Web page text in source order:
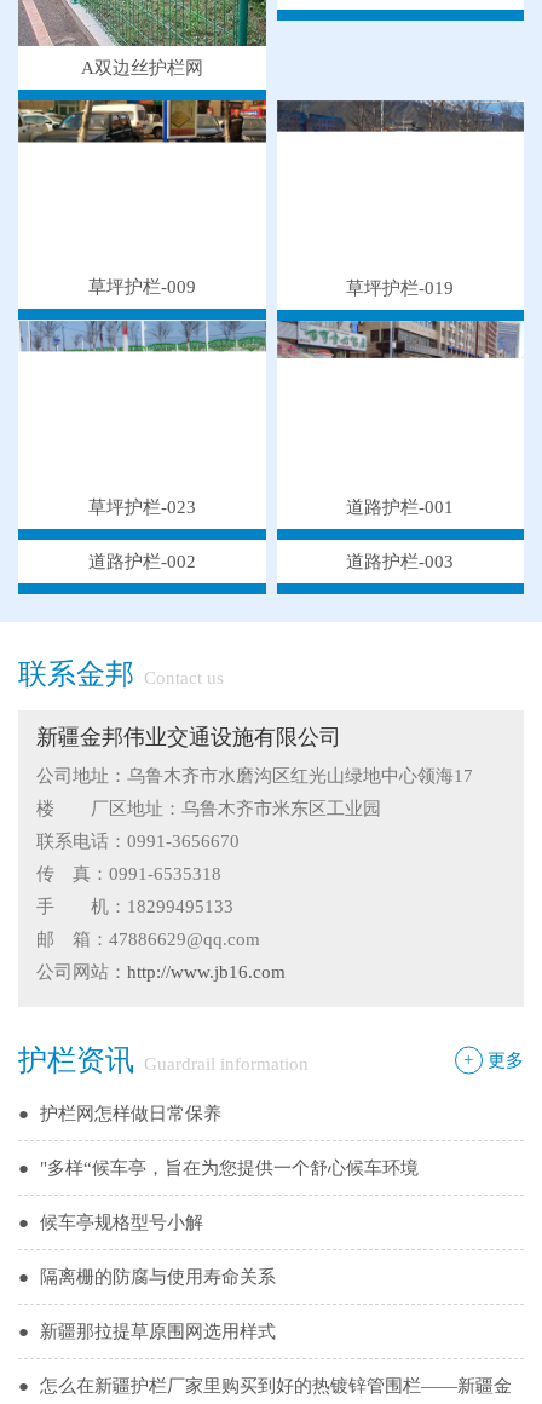
A双边丝护栏网
草坪护栏-009 草坪护栏-019
草坪护栏-023 道路护栏-001
道路护栏-002 道路护栏-003
联系金邦 Contact us
新疆金邦伟业交通设施有限公司
公司地址：乌鲁木齐市水磨沟区红光山绿地中心领海17
楼 厂区地址：乌鲁木齐市米东区工业园
联系电话：0991-3656670
传 真：0991-6535318
手 机：18299495133
邮 箱：47886629@qq.com
公司网站： http://www.jb16.com
+ 更多
护栏资讯 Guardrail information
● "多样“候车亭，旨在为您提供一个舒心候车环境
● 候车亭规格型号小解
隔离栅的防腐与使用寿命关系
新疆那拉提草原围网选用样式
怎么在新疆护栏厂家里购买到好的热镀锌管围栏——新疆金
邦护栏告诉您
乌鲁木齐铁艺围栏哪家有，金邦伟业交通设施有限公司供应
专业的新疆铁艺围栏
阿拉尔市安装新款黄金绿化带护栏
● 你不知道的候车厅安装注意事项
● 护栏网怎样做日常保养
● "多样“候车亭，旨在为您提供一个舒心候车环境
● 候车亭规格型号小解
● 隔离栅的防腐与使用寿命关系
● 新疆那拉提草原围网选用样式
● 怎么在新疆护栏厂家里购买到好的热镀锌管围栏——新疆金
边框护栏网：新疆金邦伟业以匠心铸...
球场围栏网：守护运动安全的“隐形...